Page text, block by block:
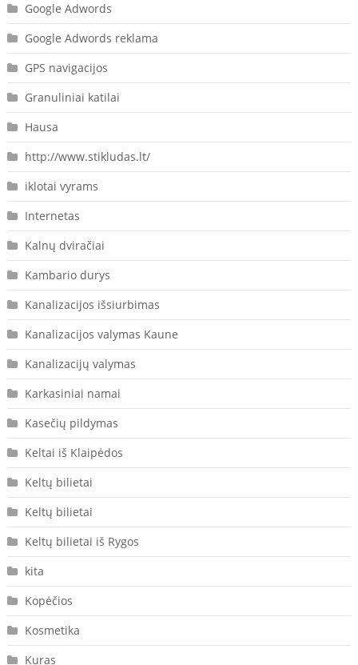
Google Adwords
Google Adwords reklama
GPS navigacijos
Granuliniai katilai
Hausa
http://www.stikludas.lt/
iklotai vyrams
Internetas
Kalnų dviračiai
Kambario durys
Kanalizacijos išsiurbimas
Kanalizacijos valymas Kaune
Kanalizacijų valymas
Karkasiniai namai
Kasečių pildymas
Keltai iš Klaipėdos
Keltų bilietai
Keltų bilietai
Keltų bilietai iš Rygos
kita
Kopėčios
Kosmetika
Kuras